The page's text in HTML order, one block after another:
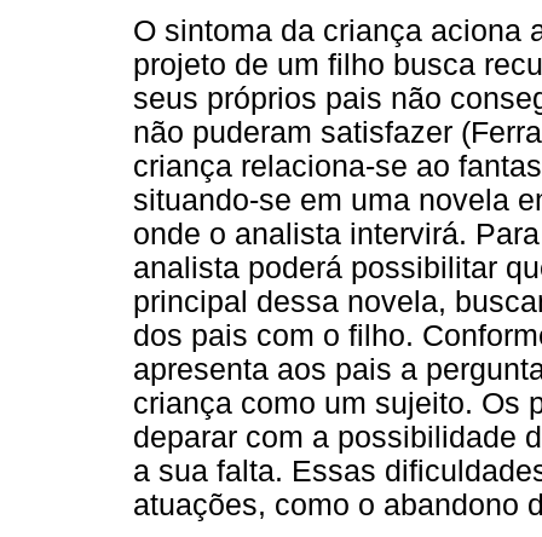
O sintoma da criança aciona
projeto de um filho busca
seus próprios pais não
não puderam satisfazer
criança relaciona-se ao
situando-se em uma novela
onde o analista intervirá.
analista poderá possibilitar
principal dessa novela,
dos pais com o filho.
apresenta aos pais a
criança como um sujeito. Os
deparar com a possibilidade
a sua falta. Essas
atuações, como o abandono